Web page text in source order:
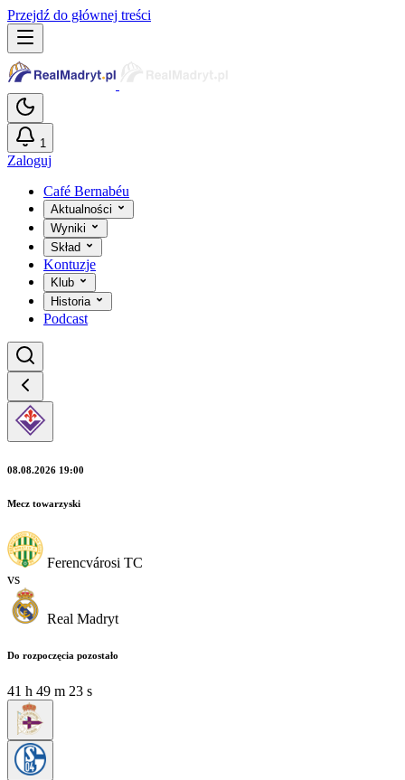
Przejdź do głównej treści
1
Zaloguj
Café Bernabéu
Aktualności
Wyniki
Skład
Kontuzje
Klub
Historia
Podcast
08.08.2026 19:00
Mecz towarzyski
Ferencvárosi TC
vs
Real Madryt
Do rozpoczęcia pozostało
41 h 49 m 23 s